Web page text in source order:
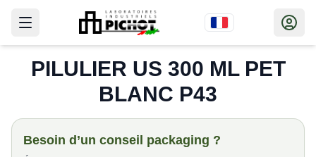
PILULIER US 300 ML PET
BLANC P43
Besoin d’un conseil packaging ?